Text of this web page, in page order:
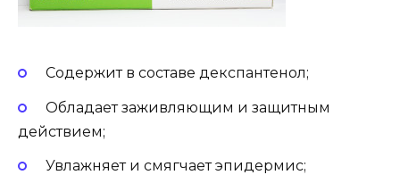
Содержит в составе декспантенол;
Обладает заживляющим и защитным
действием;
Увлажняет и смягчает эпидермис;